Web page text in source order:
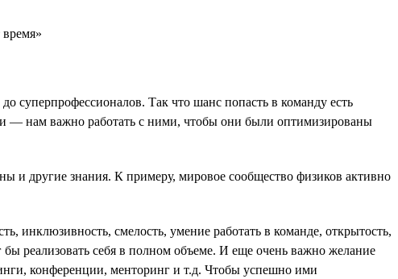
суперпрофессионалов. Так что шанс попасть в команду есть
— нам важно работать с ними, чтобы они были оптимизированы
и другие знания. К примеру, мировое сообщество физиков активно
инклюзивность, смелость, умение работать в команде, открытость,
реализовать себя в полном объеме. И еще очень важно желание
конференции, менторинг и т.д. Чтобы успешно ими